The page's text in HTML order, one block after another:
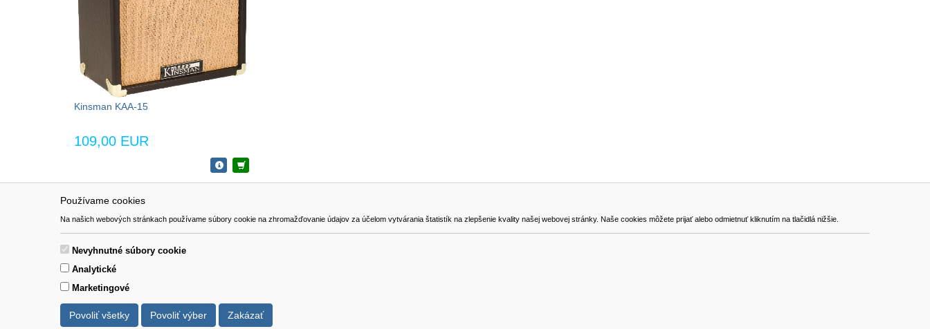
Používame cookies
Na našich webových stránkach používame súbory cookie na zhromažďovanie údajov za účelom vytvárania štatistík na zlepšenie kvality našej webovej stránky. Naše cookies môžete prijať alebo odmietnuť kliknutím na tlačidlá nižšie.
Nevyhnutné súbory cookie
Analytické
Marketingové
Povoliť všetky Povoliť výber Zakázať
Kinsman KAA-15
109,00 EUR
Pomoc
Kontakt